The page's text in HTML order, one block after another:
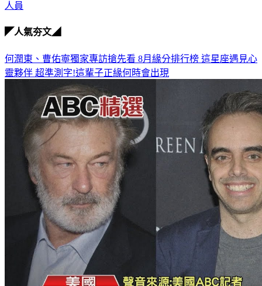
調查
何潤東、曹佑寧獨家專訪搶先看8月緣分排行榜 這星座遇見心
超準測字!這輩子正緣何時會出現